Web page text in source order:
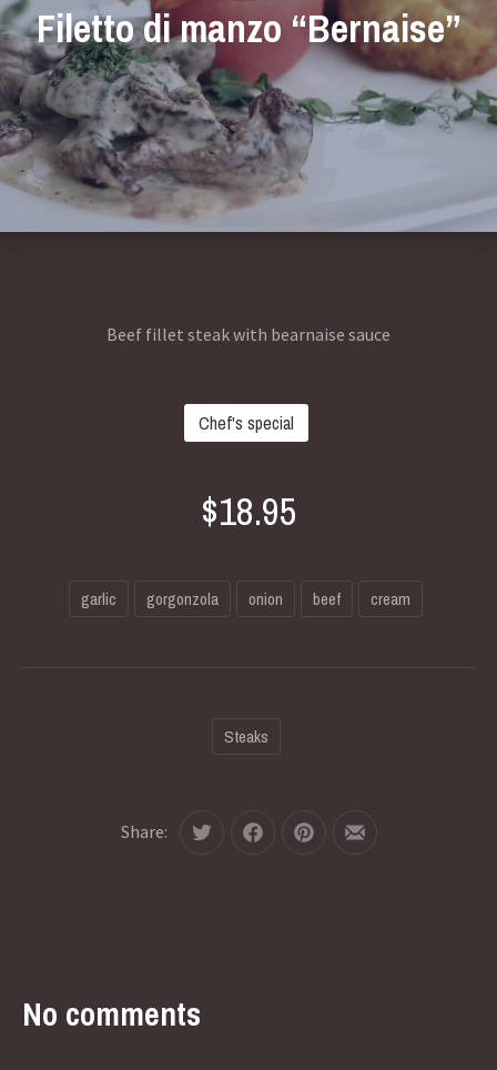
Filetto di manzo “Bernaise”
Beef fillet steak with bearnaise sauce
Chef's special
$18.95
garlic gorgonzola onion beef cream
Steaks
Share: Tweet
Share
Share
Share
No comments